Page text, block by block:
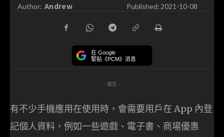
Author: Andrew Published: 2021-10-08
在 Google
緊貼《PCM》消息
- 廣告 -
有不少手機應用在使用時，會需要用戶在 App 內登
記個人資料，例如一些遊戲、電子書、商場優惠